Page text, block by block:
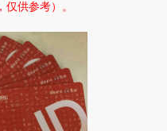
供参考）。